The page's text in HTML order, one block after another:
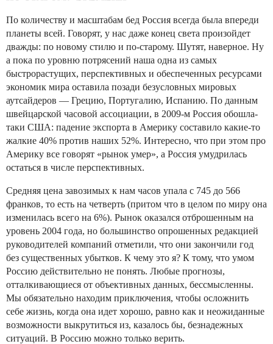
По количеству и масштабам бед Россия всегда была впереди
планеты всей. Говорят, у нас даже конец света произойдет
дважды: по новому стилю и по-старому. Шутят, наверное. Ну
а пока по уровню потрясений наша одна из самых
быстрорастущих, перспективных и обеспеченных ресурсами
экономик мира оставила позади безусловных мировых
аутсайдеров — Грецию, Португалию, Испанию. По данным
швейцарской часовой ассоциации, в 2009-м Россия обошла-
таки США: падение экспорта в Америку составило какие-то
жалкие 40% против наших 52%. Интересно, что при этом про
Америку все говорят «рынок умер», а Россия умудрилась
остаться в числе перспективных.
Средняя цена завозимых к нам часов упала с 745 до 566
франков, то есть на четверть (притом что в целом по миру она
изменилась всего на 6%). Рынок оказался отброшенным на
уровень 2004 года, но большинство опрошенных редакцией
руководителей компаний отметили, что они закончили год
без существенных убытков. К чему это я? К тому, что умом
Россию действительно не понять. Любые прогнозы,
отталкивающиеся от объективных данных, бессмысленны.
Мы обязательно находим приключения, чтобы осложнить
себе жизнь, когда она идет хорошо, равно как и неожиданные
возможности выкрутиться из, казалось бы, безнадежных
ситуаций. В Россию можно только верить.